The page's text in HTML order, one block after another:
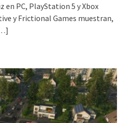
en PC, PlayStation 5 y Xbox
y Frictional Games muestran,